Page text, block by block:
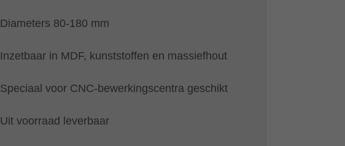
Diameters 80-180 mm
Inzetbaar in MDF, kunststoffen en massiefhout
Speciaal voor CNC-bewerkingscentra geschikt
Uit voorraad leverbaar